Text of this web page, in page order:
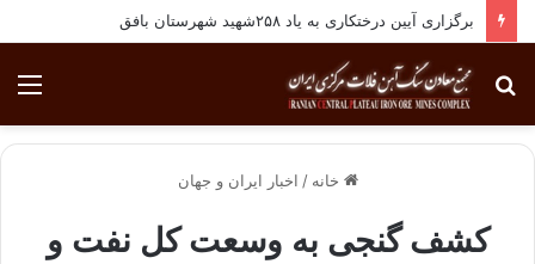
برگزاری آیین درختکاری به یاد ۲۵۸شهید شهرستان بافق
جستجو
برای
خانه / اخبار ایران و جهان
کشف گنجی به وسعت کل نفت و